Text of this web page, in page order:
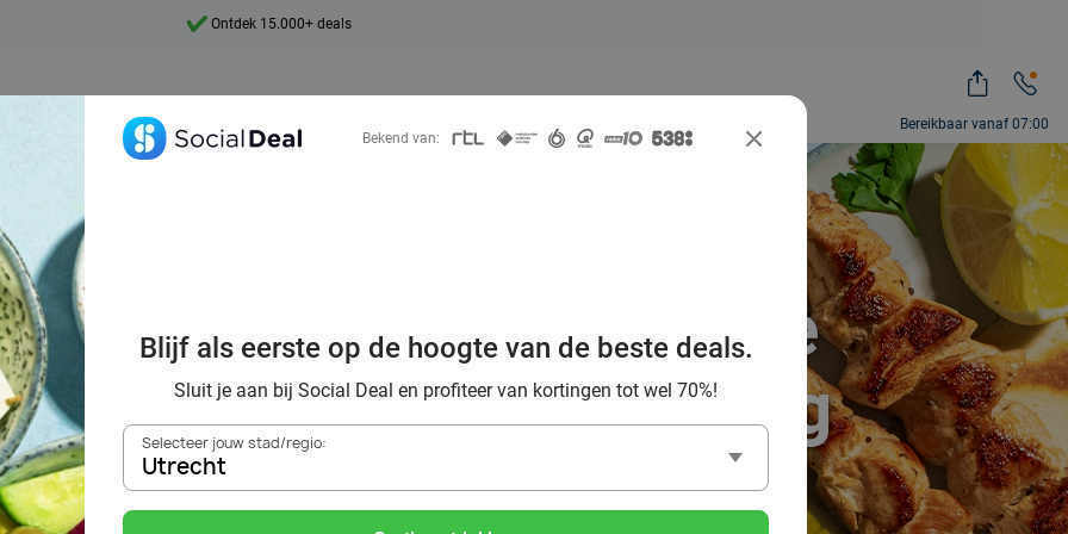
Bereikbaar vanaf 07:00
Ontdek 15.000+ deals
de beste Griekse
in Utrecht en omgeving
Bekend van:
Blijf als eerste op de hoogte van de beste deals.
Sluit je aan bij Social Deal en profiteer van kortingen tot wel 70%!
Selecteer jouw stad/regio:
Utrecht